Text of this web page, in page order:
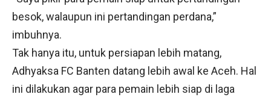
besok, walaupun ini pertandingan perdana,”
imbuhnya.
Tak hanya itu, untuk persiapan lebih matang,
Adhyaksa FC Banten datang lebih awal ke Aceh. Hal
ini dilakukan agar para pemain lebih siap di laga